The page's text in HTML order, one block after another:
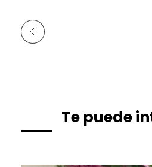
Te puede